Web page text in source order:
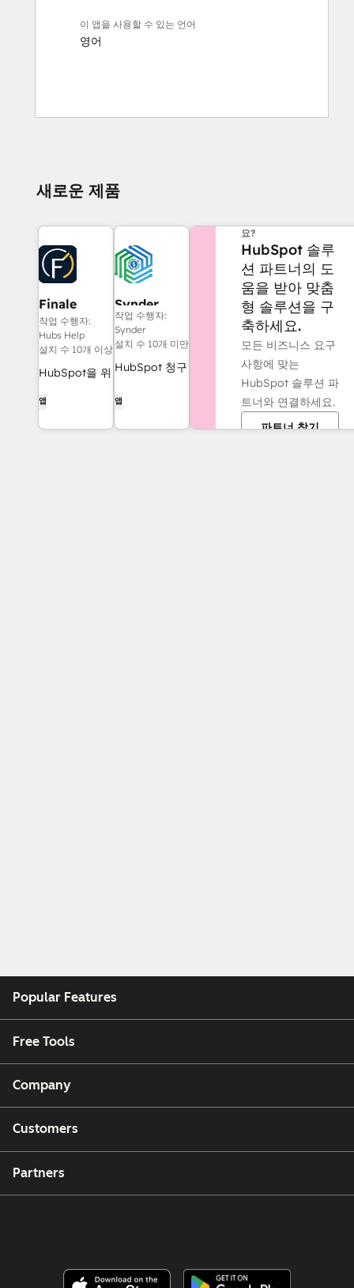
이 앱을 사용할 수 있는 언어
영어
새로운 제품
Finale
Composer
작업 수행자:
Hubs Help
설치 수 10개 이상
HubSpot을 위
츠.
앱
Synder
작업 수행자:
Synder
설치 수 10개 미만
HubSpot 청구
QuickBooks,
NetSuite 또는
앱
요?
HubSpot 솔루
션 파트너의 도
움을 받아 맞춤
형 솔루션을 구
축하세요.
모든 비즈니스 요구
사항에 맞는
HubSpot 솔루션 파
트너와 연결하세요.
파트너 찾기
Popular Features
Free Tools
Company
Customers
Partners